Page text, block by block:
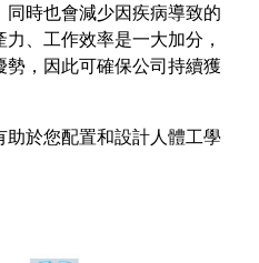
時也會減少因疾病導致的
、工作效率是一大加分，
，因此可確保公司持續獲
於您配置和設計人體工學